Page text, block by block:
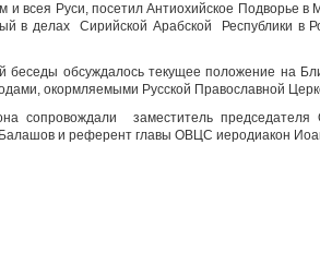
и всея Руси, посетил Антиохийское Подворье в
в делах Сирийской Арабской Республики в
беседы обсуждалось текущее положение на
окормляемыми Русской Православной
сопровождали заместитель
и референт главы ОВЦС иеродиакон